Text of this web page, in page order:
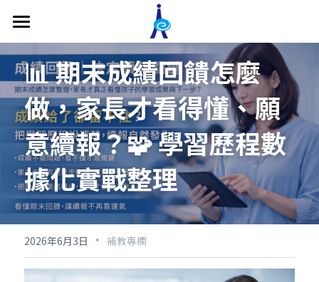
關於我們
補習班管理系統
功能介紹
補習班教務管理
補習班收費帳務管理
補習班形象網站
補習班專屬APP
價格方案
補教系統專欄
影片專區
最新消息
📊 期末成績回饋怎麼
做，家長才看得懂、願
意續報？🧩 學習歷程數
據化實戰整理
2026年6月3日 · 補教專欄